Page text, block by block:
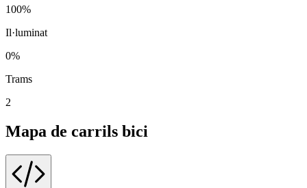
100%
Il·luminat
0%
Trams
2
Mapa de carrils bici